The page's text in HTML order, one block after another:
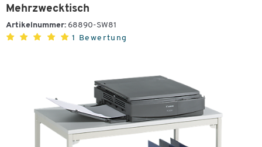
Mehrzwecktisch
Artikelnummer: 68890-SW81
1 Bewertung